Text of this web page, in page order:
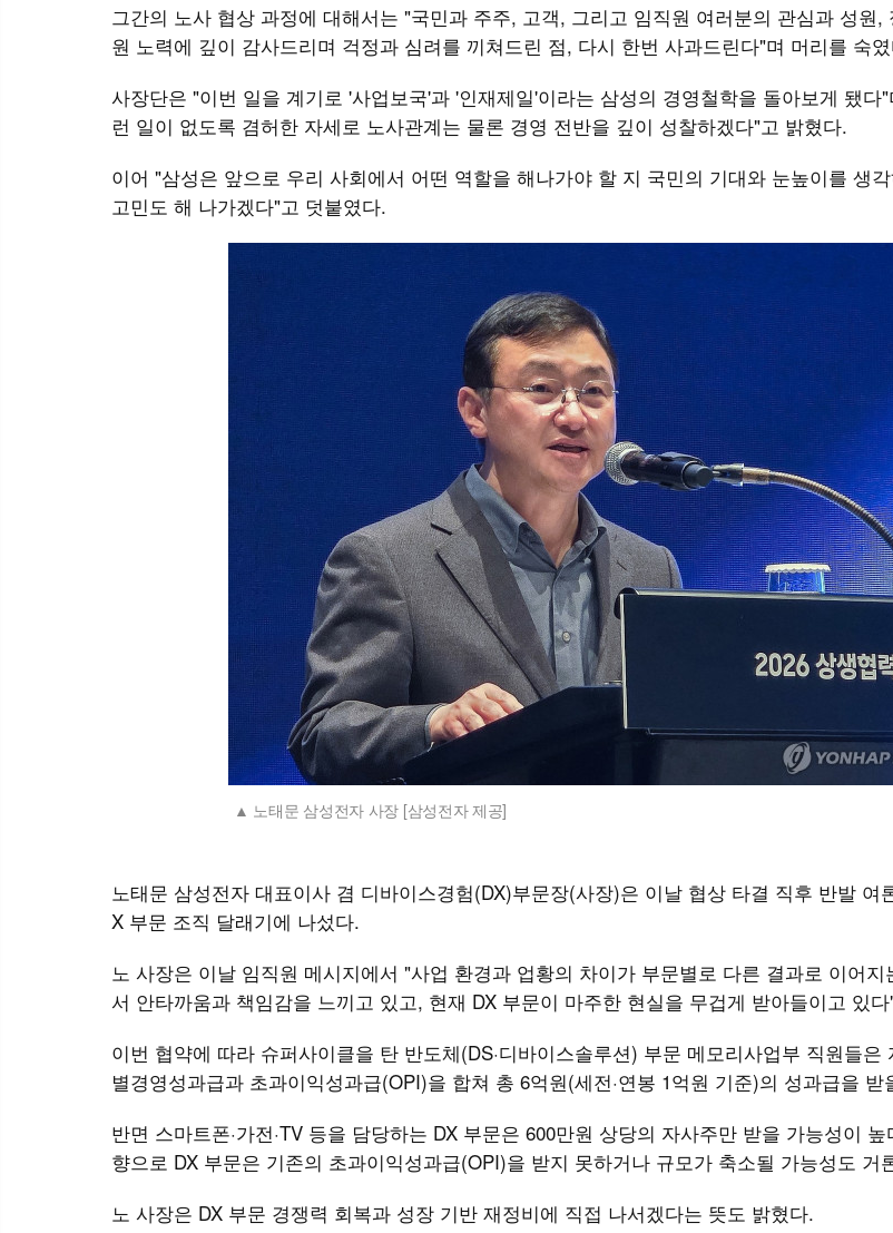
그간의 노사 협상 과정에 대해서는 "국민과 주주, 고객, 그리고 임직원 여러분의 관심과 성원,
원 노력에 깊이 감사드리며 걱정과 심려를 끼쳐드린 점, 다시 한번 사과드린다"며 머리를 숙
사장단은 "이번 일을 계기로 '사업보국'과 '인재제일'이라는 삼성의 경영철학을 돌아보게 됐다
런 일이 없도록 겸허한 자세로 노사관계는 물론 경영 전반을 깊이 성찰하겠다"고 밝혔다.
이어 "삼성은 앞으로 우리 사회에서 어떤 역할을 해나가야 할 지 국민의 기대와 눈높이를 생
고민도 해 나가겠다"고 덧붙였다.
노태문 삼성전자 사장 [삼성전자 제공]
노태문 삼성전자 대표이사 겸 디바이스경험(DX)부문장(사장)은 이날 협상 타결 직후 반발 여
X 부문 조직 달래기에 나섰다.
노 사장은 이날 임직원 메시지에서 "사업 환경과 업황의 차이가 부문별로 다른 결과로 이어
서 안타까움과 책임감을 느끼고 있고, 현재 DX 부문이 마주한 현실을 무겁게 받아들이고 있
이번 협약에 따라 슈퍼사이클을 탄 반도체(DS·디바이스솔루션) 부문 메모리사업부 직원들은
별경영성과급과 초과이익성과급(OPI)을 합쳐 총 6억원(세전·연봉 1억원 기준)의 성과급을
반면 스마트폰·가전·TV 등을 담당하는 DX 부문은 600만원 상당의 자사주만 받을 가능성이
향으로 DX 부문은 기존의 초과이익성과급(OPI)을 받지 못하거나 규모가 축소될 가능성도 거
노 사장은 DX 부문 경쟁력 회복과 성장 기반 재정비에 직접 나서겠다는 뜻도 밝혔다.